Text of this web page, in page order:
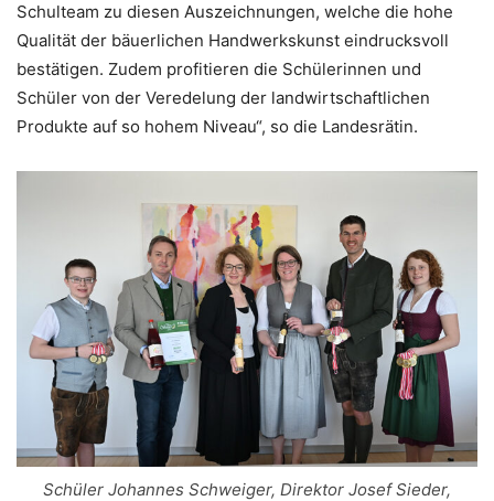
Schulteam zu diesen Auszeichnungen, welche die hohe
Qualität der bäuerlichen Handwerkskunst eindrucksvoll
bestätigen. Zudem profitieren die Schülerinnen und
Schüler von der Veredelung der landwirtschaftlichen
Produkte auf so hohem Niveau“, so die Landesrätin.
Schüler Johannes Schweiger, Direktor Josef Sieder,